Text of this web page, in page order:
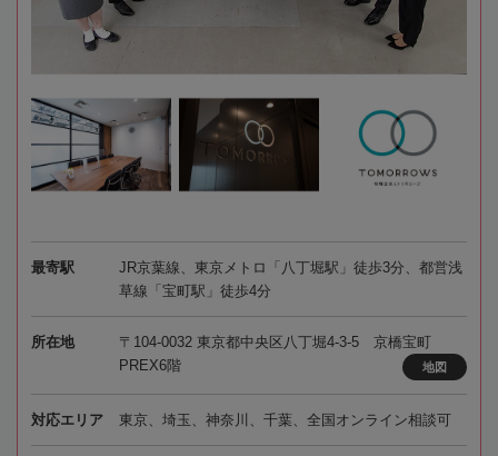
最寄駅
JR京葉線、東京メトロ「八丁堀駅」徒歩3分、都営浅
草線「宝町駅」徒歩4分
所在地
〒104-0032 東京都中央区八丁堀4-3-5 京橋宝町
PREX6階
地図
対応エリア 東京、埼玉、神奈川、千葉、全国オンライン相談可